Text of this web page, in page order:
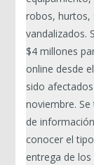
robos, hurtos,
vandalizados.
$4 millones
online desde
sido
noviembre.
de
conocer el
entrega de